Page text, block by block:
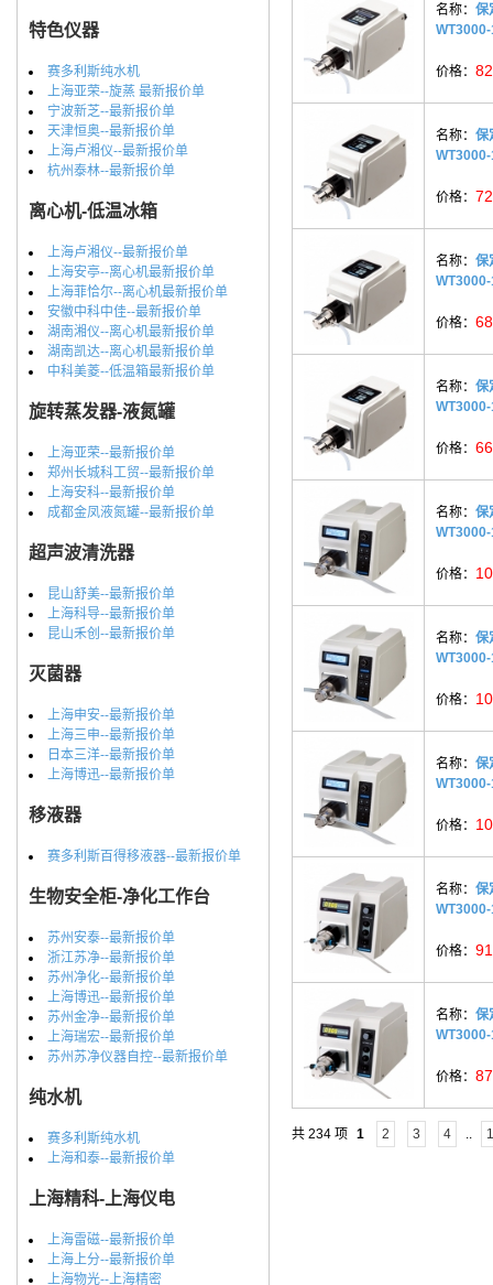
特色仪器
赛多利斯纯水机
上海亚荣--旋蒸 最新报价单
宁波新芝--最新报价单
天津恒奥--最新报价单
上海卢湘仪--最新报价单
杭州泰林--最新报价单
离心机-低温冰箱
上海卢湘仪--最新报价单
上海安亭--离心机最新报价单
上海菲恰尔--离心机最新报价单
安徽中科中佳--最新报价单
湖南湘仪--离心机最新报价单
湖南凯达--离心机最新报价单
中科美菱--低温箱最新报价单
旋转蒸发器-液氮罐
上海亚荣--最新报价单
郑州长城科工贸--最新报价单
上海安科--最新报价单
成都金凤液氮罐--最新报价单
超声波清洗器
昆山舒美--最新报价单
上海科导--最新报价单
昆山禾创--最新报价单
灭菌器
上海申安--最新报价单
上海三申--最新报价单
日本三洋--最新报价单
上海博迅--最新报价单
移液器
赛多利斯百得移液器--最新报价单
生物安全柜-净化工作台
苏州安泰--最新报价单
浙江苏净--最新报价单
苏州净化--最新报价单
上海博迅--最新报价单
苏州金净--最新报价单
上海瑞宏--最新报价单
苏州苏净仪器自控--最新报价单
纯水机
赛多利斯纯水机
上海和泰--最新报价单
上海精科-上海仪电
上海雷磁--最新报价单
上海上分--最新报价单
上海物光--上海精密
名称： 保
价格：
名称： 保
价格：
名称： 保
价格：
名称： 保
价格：
名称： 保
价格：
名称： 保
价格：
名称： 保
价格：
名称： 保
价格：
名称： 保
价格：
共 234 项 1 2 3 4 ..